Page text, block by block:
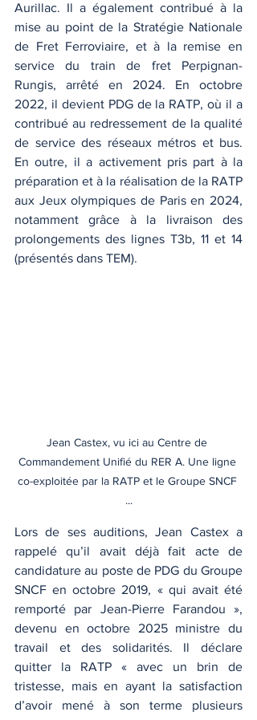
Aurillac. Il a également contribué à la
mise au point de la Stratégie Nationale
de Fret Ferroviaire, et à la remise en
service du train de fret Perpignan-
Rungis, arrêté en 2024. En octobre
2022, il devient PDG de la RATP, où il a
contribué au redressement de la qualité
de service des réseaux métros et bus.
En outre, il a activement pris part à la
préparation et à la réalisation de la RATP
aux Jeux olympiques de Paris en 2024,
notamment grâce à la livraison des
prolongements des lignes T3b, 11 et 14
(présentés dans TEM).
Jean Castex, vu ici au Centre de
Commandement Unifié du RER A. Une ligne
co-exploitée par la RATP et le Groupe SNCF
...
Lors de ses auditions, Jean Castex a
rappelé qu’il avait déjà fait acte de
candidature au poste de PDG du Groupe
SNCF en octobre 2019, « qui avait été
remporté par Jean-Pierre Farandou »,
devenu en octobre 2025 ministre du
travail et des solidarités. Il déclare
quitter la RATP « avec un brin de
tristesse, mais en ayant la satisfaction
d’avoir mené à son terme plusieurs